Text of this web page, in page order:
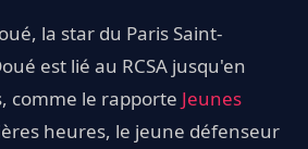
la star du Paris Saint-
est lié au RCSA jusqu'en
comme le rapporte Jeunes
heures, le jeune défenseur